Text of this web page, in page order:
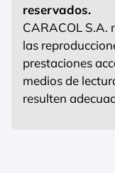
reservados.
CARACOL S.A.
las
prestaciones
medios de
resulten